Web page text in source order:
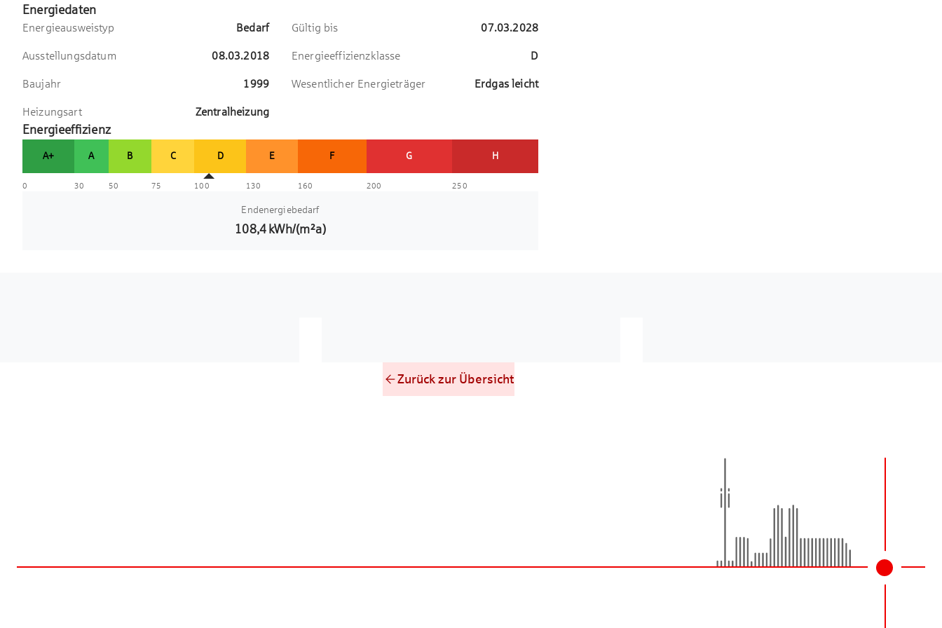
Energiedaten
Energieausweistyp Bedarf Gültig bis 07.03.2028
Ausstellungsdatum 08.03.2018 Energieeffizienzklasse D
Baujahr 1999 Wesentlicher Energieträger Erdgas leicht
Heizungsart Zentralheizung
Energieeffizienz
A+ A B C D E F G H
0 30 50 75 100 130 160 200 250
Endenergiebedarf
108,4 kWh/(m²a)
Zurück zur Übersicht